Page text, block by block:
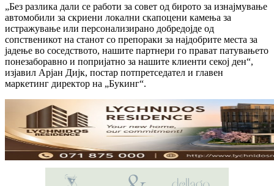
„Без разлика дали се работи за совет од бирото за изнајмување
автомобили за скриени локални скапоцени камења за
истражување или персонализирано добредојде од
сопственикот на станот со препораки за најдобрите места за
јадење во соседството, нашите партнери го прават патувањето
понезаборавно и попријатно за нашите клиенти секој ден“,
изјавил Арјан Дијк, постар потпретседател и главен
маркетинг директор на „Букинг“.